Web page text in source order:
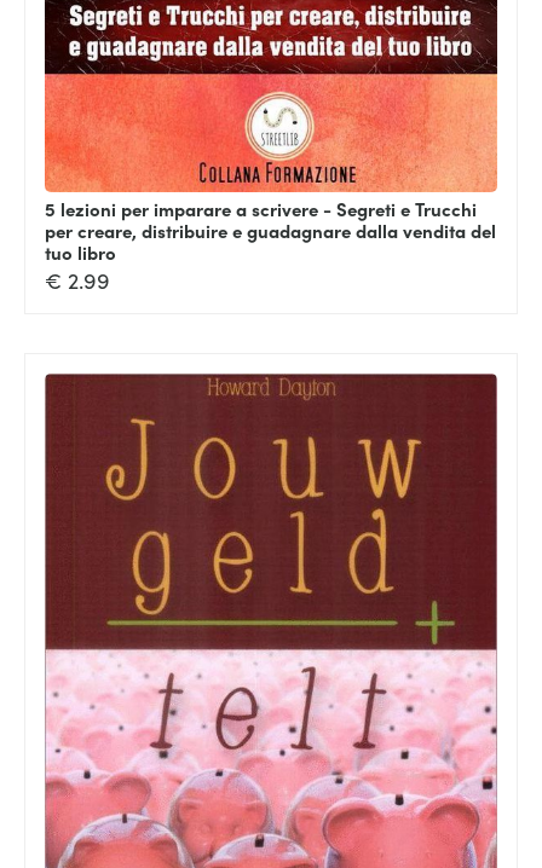
5 lezioni per imparare a scrivere - Segreti e Trucchi
per creare, distribuire e guadagnare dalla vendita del
tuo libro
€ 2.99